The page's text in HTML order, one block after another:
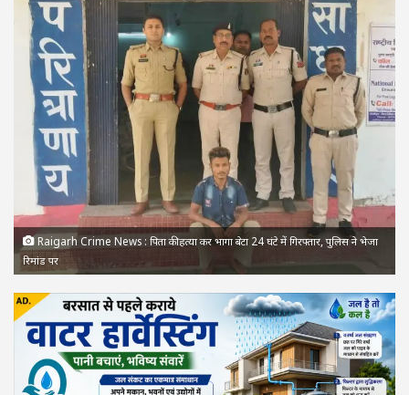
Raigarh Crime News : पिता की हत्या कर भागा बेटा 24 घंटे में गिरफ्तार, पुलिस ने भेजा
रिमांड पर